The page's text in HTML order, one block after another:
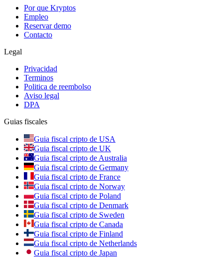
Por que Kryptos
Empleo
Reservar demo
Contacto
Legal
Privacidad
Terminos
Politica de reembolso
Aviso legal
DPA
Guias fiscales
Guia fiscal cripto de USA
Guia fiscal cripto de UK
Guia fiscal cripto de Australia
Guia fiscal cripto de Germany
Guia fiscal cripto de France
Guia fiscal cripto de Norway
Guia fiscal cripto de Poland
Guia fiscal cripto de Denmark
Guia fiscal cripto de Sweden
Guia fiscal cripto de Canada
Guia fiscal cripto de Finland
Guia fiscal cripto de Netherlands
Guia fiscal cripto de Japan